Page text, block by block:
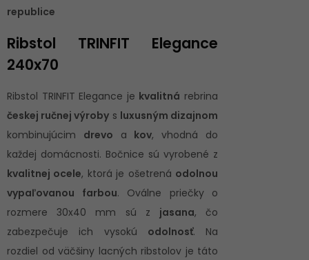
Ribstol TRINFIT Elegance
240x70
Ribstol TRINFIT Elegance je kvalitná rebrina
českej ručnej výroby s luxusným dizajnom
kombinujúcim drevo a kov, vhodná do
každej domácnosti. Bočnice sú vyrobené z
kvalitnej ocele, ktorá je ošetrená odolnou
vypaľovanou farbou. Oválne priečky o
rozmere 30x40 mm sú z jasana, čo
zabezpečuje ich vysokú odolnosť. Na
rozdiel od väčšiny lacných ribstolov je táto